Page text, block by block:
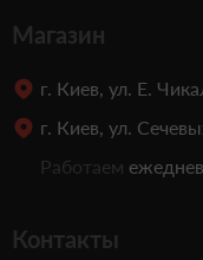
Магазин
г. Киев, ул. Е.
г. Киев, ул.
Работаем
Контакты